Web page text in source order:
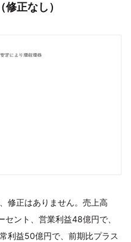
正なし）
修正はありません。売上高
ント、営業利益48億円で、
利益50億円で、前期比プラス